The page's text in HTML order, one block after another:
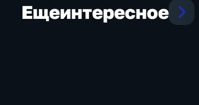
Ещеинтересное